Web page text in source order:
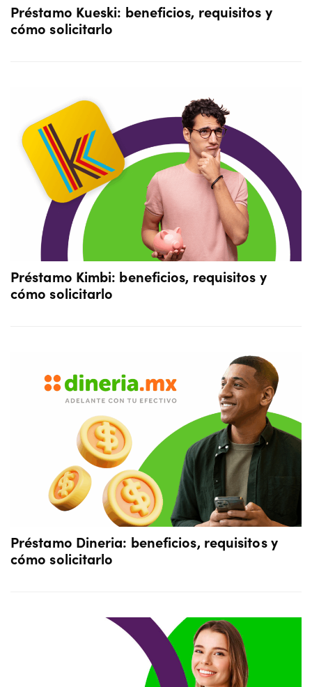
Préstamo Kueski: beneficios, requisitos y
cómo solicitarlo
Préstamo Kimbi: beneficios, requisitos y
cómo solicitarlo
Préstamo Dineria: beneficios, requisitos y
cómo solicitarlo